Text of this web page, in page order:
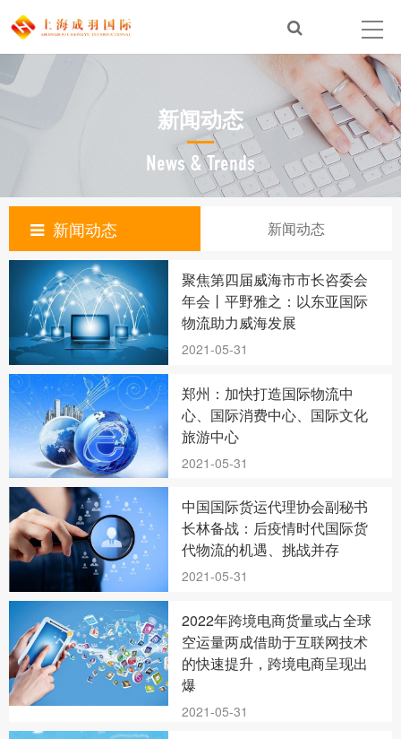
新闻动态
News & Trends
新闻动态 新闻动态
聚焦第四届威海市市长咨委会
年会丨平野雅之：以东亚国际
物流助力威海发展
2021-05-31
郑州：加快打造国际物流中
心、国际消费中心、国际文化
旅游中心
2021-05-31
中国国际货运代理协会副秘书
长林备战：后疫情时代国际货
代物流的机遇、挑战并存
2021-05-31
2022年跨境电商货量或占全球
空运量两成借助于互联网技术
的快速提升，跨境电商呈现出
爆
2021-05-31